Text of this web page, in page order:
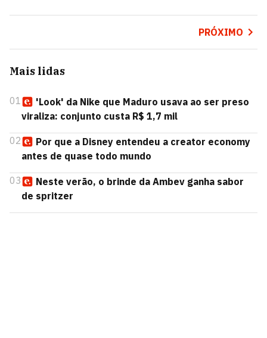
PRÓXIMO
Mais lidas
01
'Look' da Nike que Maduro usava ao ser preso
viraliza: conjunto custa R$ 1,7 mil
02
Por que a Disney entendeu a creator economy
antes de quase todo mundo
03
Neste verão, o brinde da Ambev ganha sabor
de spritzer